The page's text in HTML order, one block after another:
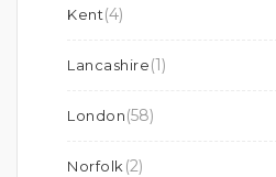
Kent(4)
Lancashire(1)
London(58)
Norfolk (2)